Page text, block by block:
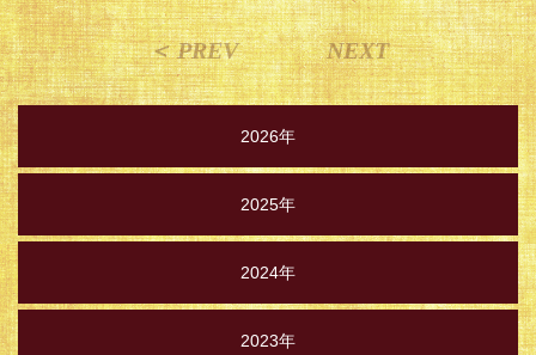
＜ PREV NEXT
2026年
2025年
2024年
2023年